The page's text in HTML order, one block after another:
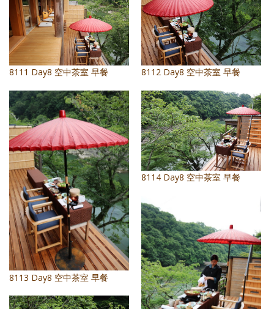
餐桌週記
享樂隨手拍
照相簿
影音區
創意出版服務
歷史區
關於Yilan
個人著作
活動實況記錄
媒體報導一覽
合作與代言
訂閱電子報
8111 Day8 空中茶室 早餐 8112 Day8 空中茶室 早餐
8113 Day8 空中茶室 早餐
8114 Day8 空中茶室 早餐